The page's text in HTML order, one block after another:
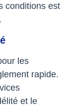
conditions est
les
rapide.
et le